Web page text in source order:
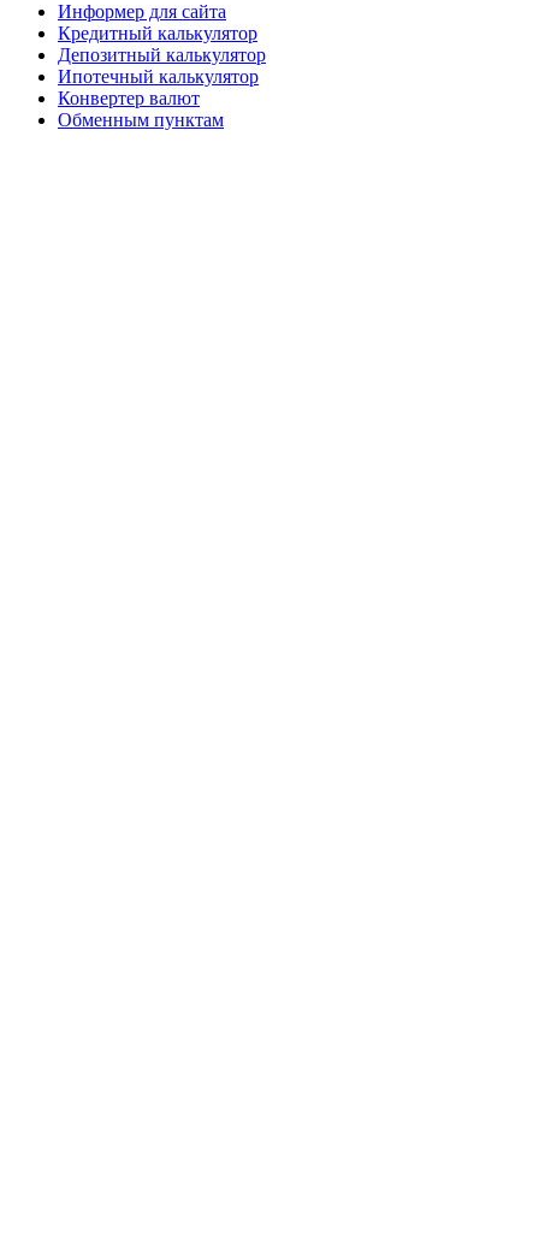
Информер для сайта
Кредитный калькулятор
Депозитный калькулятор
Ипотечный калькулятор
Конвертер валют
Обменным пунктам